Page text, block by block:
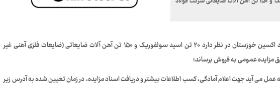
بدین وسیله به اطلاع می رساند شرکت فولاد اکسین خوزستان در نظر دارد ۲۰ تن اسید سولفوریک و ۱۵۰ تن آهن آلات ضایعاتی (ضایعات فلزی آهنی غیر
مزایده عمومی به فروش برساند؛
عمل می آید جهت اعلام آمادگی، کسب اطلاعات بیشتر و دریافت اسناد مزایده، در زمان تعیین شده به آدرس زیر